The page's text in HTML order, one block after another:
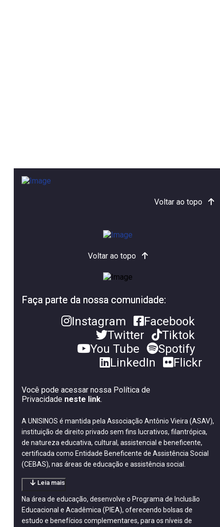
Voltar ao topo
Voltar ao topo
Faça parte da nossa comunidade:
Instagram
Facebook
Twitter
Tiktok
You Tube
Spotify
LinkedIn
Flickr
Você pode acessar nossa Política de
Privacidade neste link.
A UNISINOS é mantida pela Associação Antônio Vieira (ASAV),
instituição de direito privado sem fins lucrativos, filantrópica,
de natureza educativa, cultural, assistencial e beneficente,
certificada como Entidade Beneficente de Assistência Social
(CEBAS), nas áreas de educação e assistência social.
Leia mais
Na área de educação, desenvolve o Programa de Inclusão
Educacional e Acadêmica (PIEA), oferecendo bolsas de
estudo e benefícios complementares, para os níveis de